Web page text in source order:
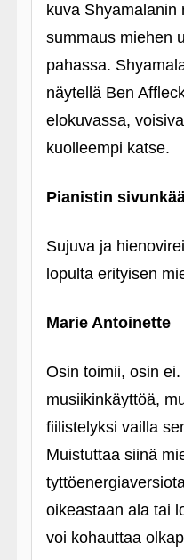
kuva Shyamalanin
summaus miehen
pahassa.
näytellä Ben
elokuvassa,
kuolleempi katse.
Pianistin
Sujuva ja
lopulta erityisen
Marie Antoinette
Osin toimii, osin
musiikinkäyttöä,
fiilistelyksi vailla
Muistuttaa siinä
oikeastaan ala tai
voi kohauttaa